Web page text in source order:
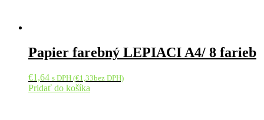
Papier farebný LEPIACI A4/ 8 farieb
€1,64 s DPH (€1,33bez DPH)
Pridať do košíka